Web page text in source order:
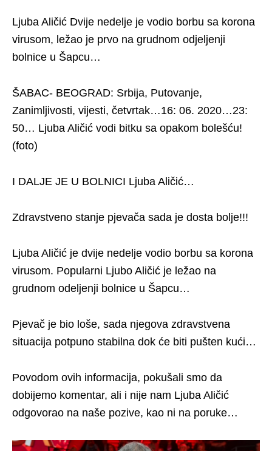
Ljuba Aličić Dvije nedelje je vodio borbu sa korona
virusom, ležao je prvo na grudnom odjeljenji
bolnice u Šapcu…
ŠABAC- BEOGRAD: Srbija, Putovanje,
Zanimljivosti, vijesti, četvrtak…16: 06. 2020…23:
50… Ljuba Aličić vodi bitku sa opakom bolešću!
(foto)
I DALJE JE U BOLNICI Ljuba Aličić…
Zdravstveno stanje pjevača sada je dosta bolje!!!
Ljuba Aličić je dvije nedelje vodio borbu sa korona
virusom. Popularni Ljubo Aličić je ležao na
grudnom odeljenji bolnice u Šapcu…
Pjevač je bio loše, sada njegova zdravstvena
situacija potpuno stabilna dok će biti pušten kući…
Povodom ovih informacija, pokušali smo da
dobijemo komentar, ali i nije nam Ljuba Aličić
odgovorao na naše pozive, kao ni na poruke…